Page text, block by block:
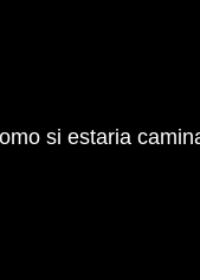
si estaria